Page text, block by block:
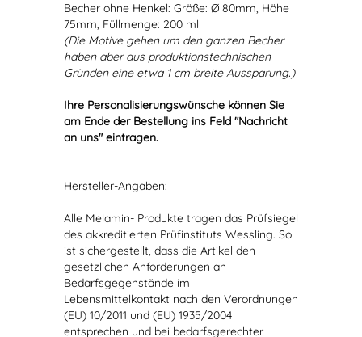
Becher ohne Henkel: Größe: Ø 80mm, Höhe
75mm, Füllmenge: 200 ml
(Die Motive gehen um den ganzen Becher
haben aber aus produktionstechnischen
Gründen eine etwa 1 cm breite Aussparung.)
Ihre Personalisierungswünsche können Sie
am Ende der Bestellung ins Feld "Nachricht
an uns" eintragen.
Hersteller-Angaben:
Alle Melamin- Produkte tragen das Prüfsiegel
des akkreditierten Prüfinstituts Wessling. So
ist sichergestellt, dass die Artikel den
gesetzlichen Anforderungen an
Bedarfsgegenstände im
Lebensmittelkontakt nach den Verordnungen
(EU) 10/2011 und (EU) 1935/2004
entsprechen und bei bedarfsgerechter